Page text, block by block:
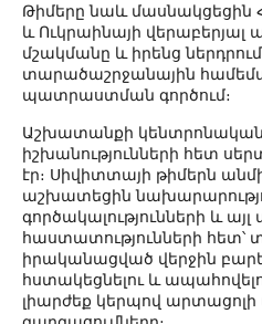
Թիմերը նաև մասնակցեցին
և Ուկրաինայի վերաբերյալ
մշակմանը և իրենց
տարածաշրջանային
պատրաստման գործում։
Աշխատանքի կենտրոնական
իշխանությունների հետ
էր։ Սիվիտտայի թիմերն
աշխատեցին
գործակալությունների և
հաստատությունների հետ՝
իրականացված վերջին
հստակեցնելու և
լիարժեք կերպով